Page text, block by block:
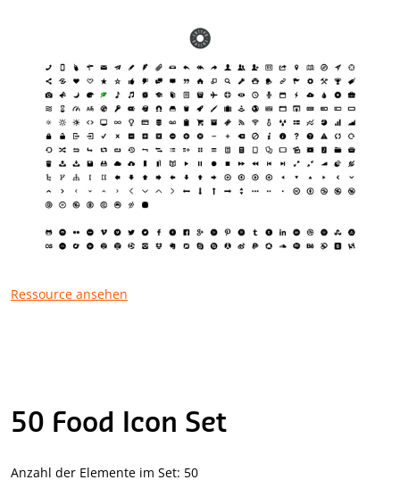
Ressource ansehen
50 Food Icon Set
Anzahl der Elemente im Set: 50